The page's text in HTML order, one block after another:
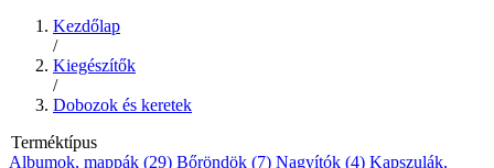
Kezdőlap
/
Kiegészítők
/
Dobozok és keretek
Terméktípus
Albumok, mappák (29) Bőröndök (7) Nagyítók (4) Kapszulák,